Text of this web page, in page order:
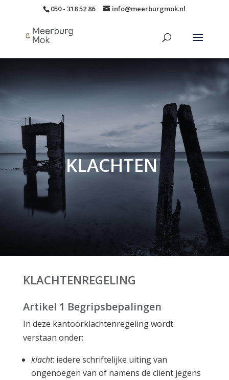
050 - 318 52 86 info@meerburgmok.nl
KLACHTEN
KLACHTENREGELING
Artikel 1 Begripsbepalingen
In deze kantoorklachtenregeling wordt
verstaan onder:
klacht: iedere schriftelijke uiting van
ongenoegen van of namens de cliënt jegens